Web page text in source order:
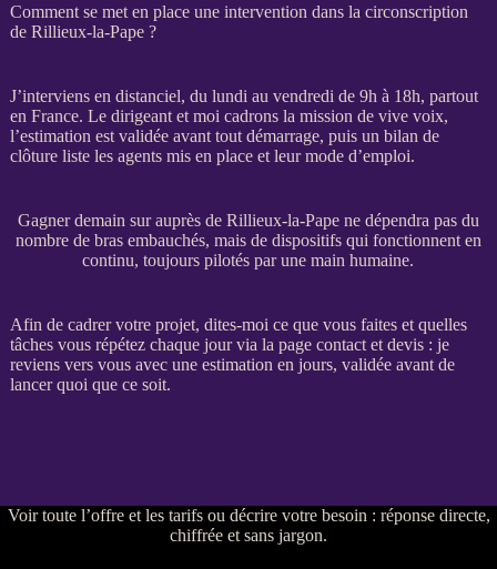
Comment se met en place une intervention dans la circonscription
de Rillieux-la-Pape ?
J’interviens en distanciel, du lundi au vendredi de 9h à 18h, partout
en France. Le dirigeant et moi cadrons la mission de vive voix,
l’estimation est validée avant tout démarrage, puis un bilan de
clôture liste les agentsmis en place et leur mode d’emploi.
Gagner demain sur auprès de Rillieux-la-Pape ne dépendra pas du
nombre de bras embauchés, mais de dispositifs qui fonctionnent en
continu, toujours pilotés par une main humaine.
Afin de cadrervotre projet, dites-moi ce que vous faites et quelles
tâches vous répétez chaque jour via la page contact et devis: je
reviens vers vous avec une estimation en jours, validée avant de
lancer quoi que ce soit.
Voirtoute l’offre et les tarifsou décrire votre besoin : réponse directe,
chiffrée et sans jargon.